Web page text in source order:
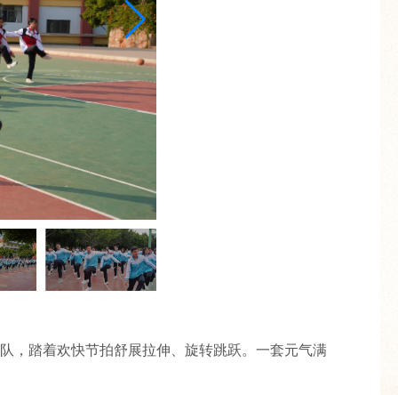
，踏着欢快节拍舒展拉伸、旋转跳跃。一套元气满